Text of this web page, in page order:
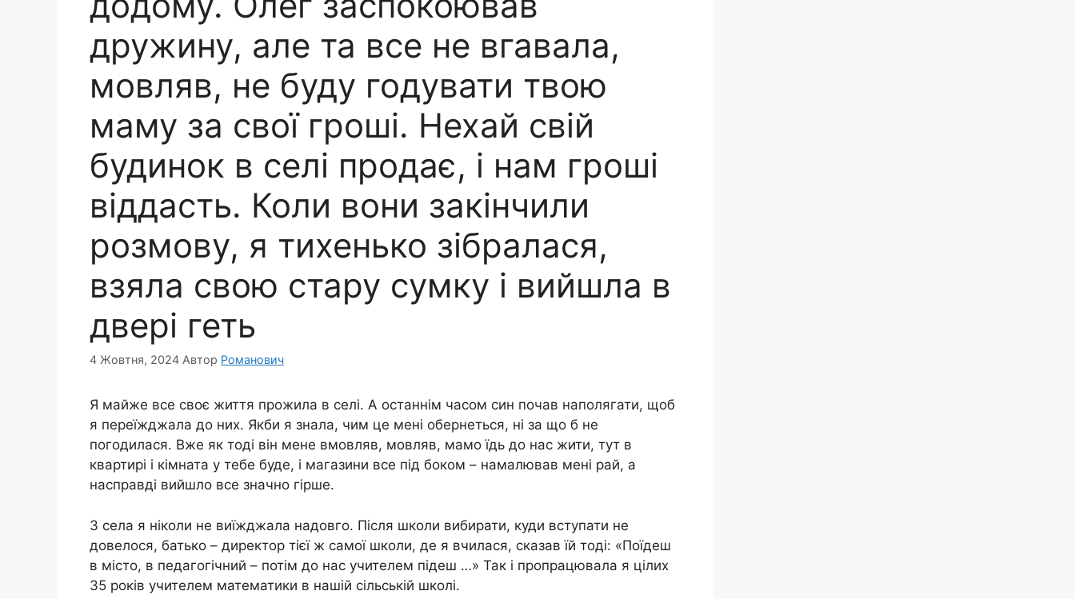
дружину, але та все не вгавала,
мовляв, не буду годувати твою
маму за свої гроші. Нехай свій
будинок в селі продає, і нам гроші
віддасть. Коли вони закінчили
розмову, я тихенько зібралася,
взяла свою стару сумку і вийшла в
двері геть
4 Жовтня, 2024 Автор Романович
Я майже все своє життя прожила в селі. А останнім часом син почав наполягати, щоб
я переїжджала до них. Якби я знала, чим це мені обернеться, ні за що б не
погодилася. Вже як тоді він мене вмовляв, мовляв, мамо їдь до нас жити, тут в
квартирі і кімната у тебе буде, і магазини все під боком – намалював мені рай, а
насправді вийшло все значно гірше.
З села я ніколи не виїжджала надовго. Після школи вибирати, куди вступати не
довелося, батько – директор тієї ж самої школи, де я вчилася, сказав їй тоді: «Поїдеш
в місто, в педагогічний – потім до нас учителем підеш …» Так і пропрацювала я цілих
35 років учителем математики в нашій сільській школі.